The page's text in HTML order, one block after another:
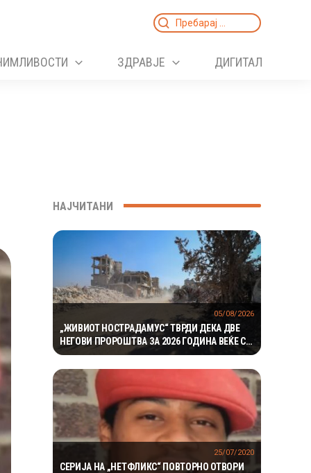
Search
ЗДРАВЈЕ ДИГИТАЛ
НАЈЧИТАНИ
„ЖИВИОТ НОСТРАДАМУС“ ТВРДИ ДЕКА ДВЕ
НЕГОВИ ПРОРОШТВА ЗА 2026 ГОДИНА ВЕЌЕ СЕ
ОСТВАРИЛЕ – СЕГА ПРЕДУПРЕДУВА НА ТРЕТО
05/08/2026
СЕРИЈА НА „НЕТФЛИКС“ ПОВТОРНО ОТВОРИ
25/07/2020